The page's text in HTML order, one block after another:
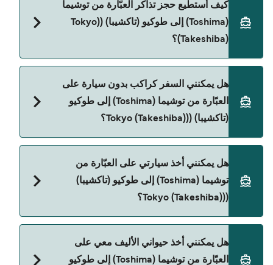
كيف أستطيع حجز تذاكر العبّارة من توشیما
(Toshima) إلى طوكيو (تاكشيبا) ((Tokyo
(Takeshiba)؟
صفحة العروض لمعرفة أحدث التخفيضات.
هل يمكنني السفر كراكب بدون سيارة على
العبّارة من توشیما (Toshima) إلى طوكيو
(تاكشيبا) ((Tokyo (Takeshiba)؟
نعم، يمكنك السفر كراكب بدون سيارة من توشیما
Tokai Kisen
هل يمكنني أخذ سيارتي على العبّارة من
توشیما (Toshima) إلى طوكيو (تاكشيبا)
((Tokyo (Takeshiba)؟
حالياً لا يُسمح للسيارات بالركوب على العبّارة من توشیما
هل يمكنني أخذ حيواني الأليف معي على
العبّارة من توشیما (Toshima) إلى طوكيو